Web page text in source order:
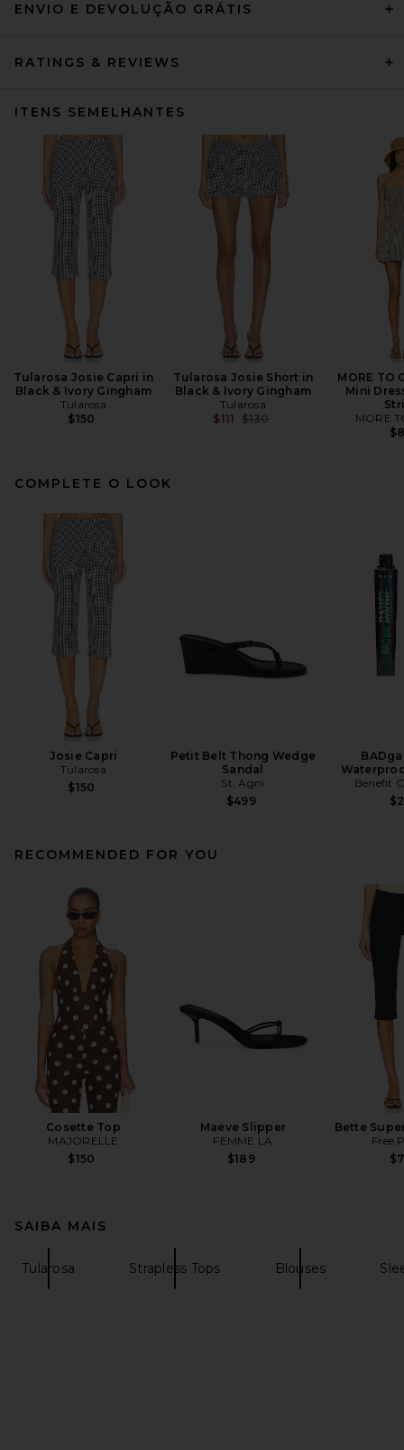
ENVIO E DEVOLUÇÃO GRÁTIS
RATINGS & REVIEWS
ITENS SEMELHANTES
Tularosa Josie Capri in
Black & Ivory Gingham
Tularosa
$150
Tularosa Josie Short in
Black & Ivory Gingham
Tularosa
$111 Previous price:
$130
MORE TO
Mini
MORE
COMPLETE O LOOK
Josie Capri
Tularosa
$150
Petit Belt Thong Wedge
Sandal
St. Agni
$499
Benefit
RECOMMENDED FOR YOU
Cosette Top
MAJORELLE
$150
Maeve Slipper
FEMME LA
$189
Bette
Free
SAIBA MAIS
Tularosa Strapless Tops Blouses